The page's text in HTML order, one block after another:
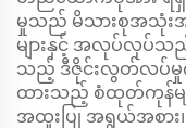
မှုသည် မိသားစုအသုံးအ
များနှင့် အလုပ်လုပ်သ
သည့် ဒီဇိုင်းလွတ်လပ်မှု
ထားသည့် စံထုတ်ကုန်မျ
အထူးပြု အရွယ်အစား၊